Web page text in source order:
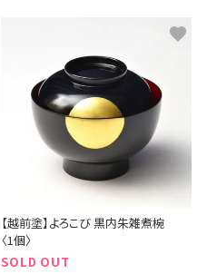
【越前塗】よろこび 黒内朱雑煮椀
〈1個〉
SOLD OUT